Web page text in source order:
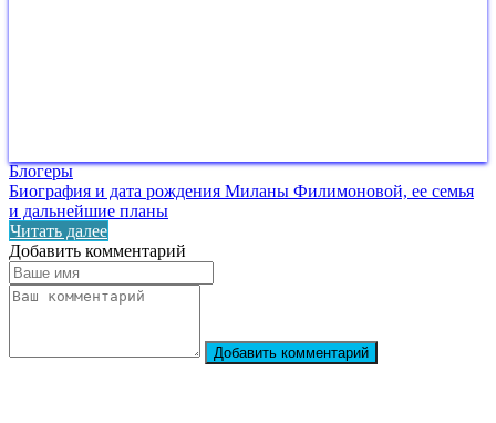
Блогеры
Биография и дата рождения Миланы Филимоновой, ее семья
и дальнейшие планы
Читать далее
Добавить комментарий
Добавить комментарий